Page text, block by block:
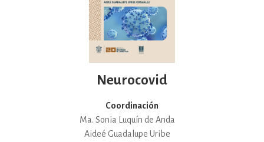
Neurocovid
Coordinación
Ma. Sonia Luquín de Anda
Aideé Guadalupe Uribe